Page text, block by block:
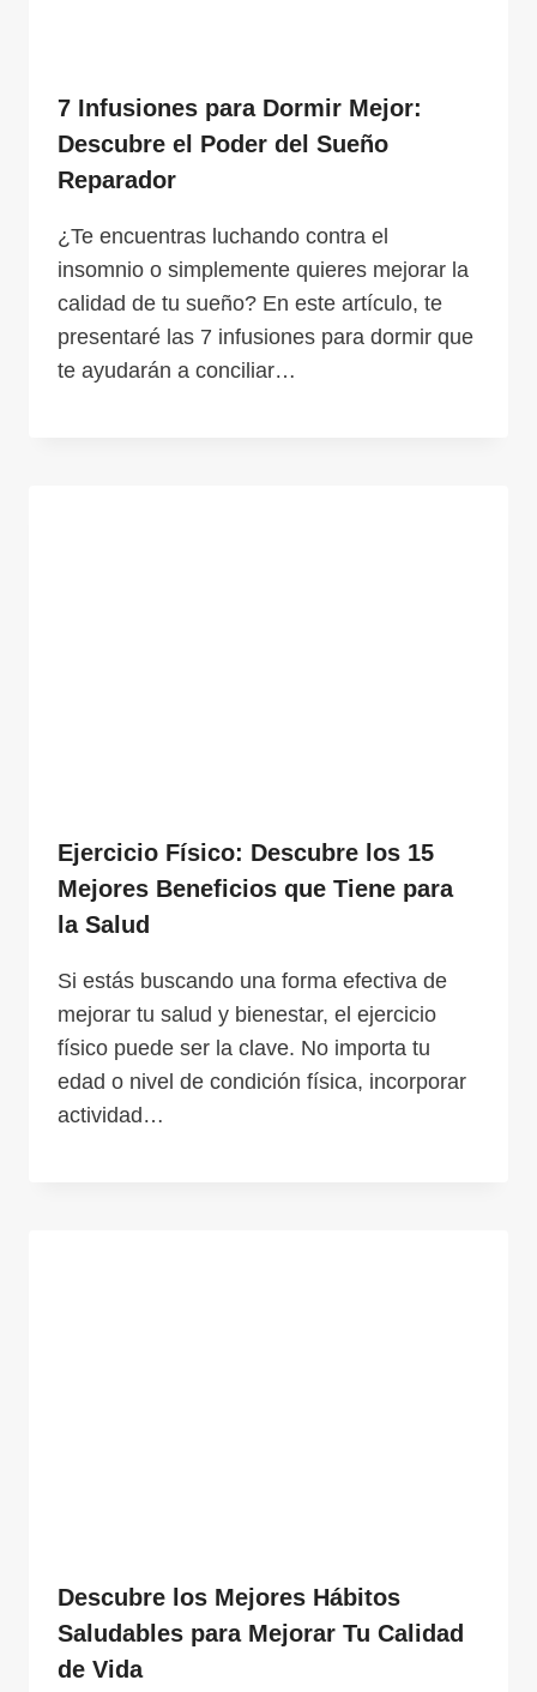
7 Infusiones para Dormir Mejor:
Descubre el Poder del Sueño
Reparador
¿Te encuentras luchando contra el
insomnio o simplemente quieres mejorar la
calidad de tu sueño? En este artículo, te
presentaré las 7 infusiones para dormir que
te ayudarán a conciliar…
Ejercicio Físico: Descubre los 15
Mejores Beneficios que Tiene para
la Salud
Si estás buscando una forma efectiva de
mejorar tu salud y bienestar, el ejercicio
físico puede ser la clave. No importa tu
edad o nivel de condición física, incorporar
actividad…
Descubre los Mejores Hábitos
Saludables para Mejorar Tu Calidad
de Vida